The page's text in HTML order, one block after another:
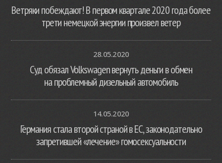
Ветряки побеждают! В первом квартале 2020 года более
трети немецкой энергии произвел ветер
28.05.2020
Суд обязал Volkswagen вернуть деньги в обмен
на проблемный дизельный автомобиль
14.05.2020
Германия стала второй страной в ЕС, законодательно
запретившей «лечение» гомосексуальности